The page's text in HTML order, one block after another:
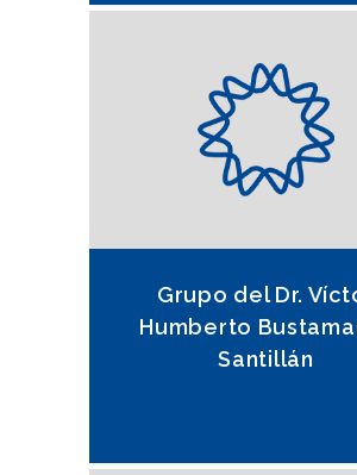
Grupo del Dr.
Humberto
Santillán